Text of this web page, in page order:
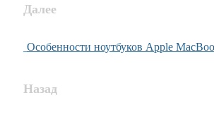
Далее
Особенности ноутбуков Apple
Назад